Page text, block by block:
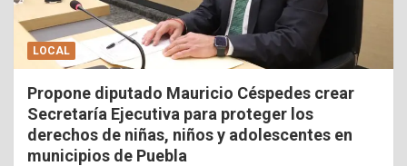
LOCAL
Propone diputado Mauricio Céspedes crear
Secretaría Ejecutiva para proteger los
derechos de niñas, niños y adolescentes en
municipios de Puebla